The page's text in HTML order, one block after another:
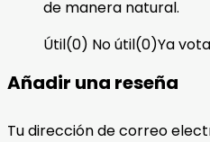
de manera natural.
Útil(0) No útil(0)Ya
Añadir una reseña
Tu dirección de correo